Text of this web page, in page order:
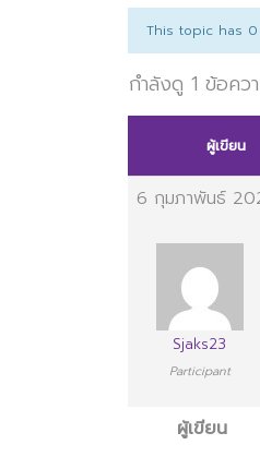
This topic has
กำลังดู 1 ข้อคว
ผู้เขียน
6 กุมภาพันธ์
Sjaks23
Participant
ผู้เขียน